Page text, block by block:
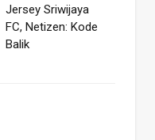
Jersey Sriwijaya
FC, Netizen: Kode
Balik